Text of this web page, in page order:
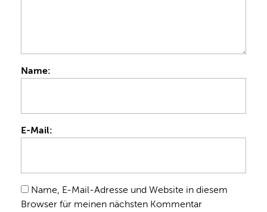
Name:
E-Mail:
Name, E-Mail-Adresse und Website in diesem
Browser für meinen nächsten Kommentar